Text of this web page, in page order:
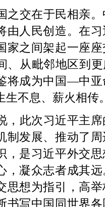
之交在于民相亲
由人民创造。在
家之间架起一座
、从毗邻地区到
将成为中国—中
生不息、薪火相传
，此次习近平主
发展、推动了
，是习近平外交
，凝众志者成其
思想为指引，高
书写中国同世界